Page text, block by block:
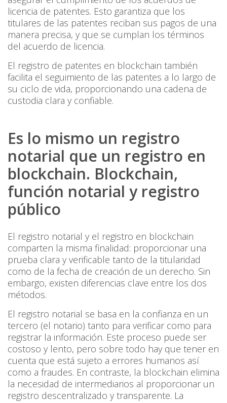
licencia de patentes. Esto garantiza que los
titulares de las patentes reciban sus pagos de una
manera precisa, y que se cumplan los términos
del acuerdo de licencia.
El registro de patentes en blockchain también
facilita el seguimiento de las patentes a lo largo de
su ciclo de vida, proporcionando una cadena de
custodia clara y confiable.
Es lo mismo un registro
notarial que un registro en
blockchain. Blockchain,
función notarial y registro
público
El registro notarial y el registro en blockchain
comparten la misma finalidad: proporcionar una
prueba clara y verificable tanto de la titularidad
como de la fecha de creación de un derecho. Sin
embargo, existen diferencias clave entre los dos
métodos.
El registro notarial se basa en la confianza en un
tercero (el notario) tanto para verificar como para
registrar la información. Este proceso puede ser
costoso y lento, pero sobre todo hay que tener en
cuenta que está sujeto a errores humanos así
como a fraudes. En contraste, la blockchain elimina
la necesidad de intermediarios al proporcionar un
registro descentralizado y transparente. La